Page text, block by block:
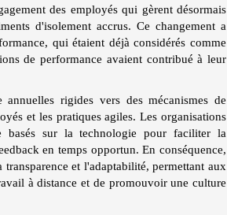
des employés qui gèrent désormais
d'isolement accrus. Ce changement a
qui étaient déjà considérés comme
de performance avaient contribué à leur
rigides vers des mécanismes de
et les pratiques agiles. Les organisations
sur la technologie pour faciliter la
en temps opportun. En conséquence,
et l'adaptabilité, permettant aux
à distance et de promouvoir une culture